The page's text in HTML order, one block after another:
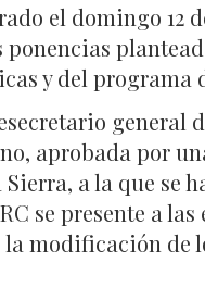
el domingo 12
ponencias
y del
general
aprobada por
a la que se
se presente a
modificación de